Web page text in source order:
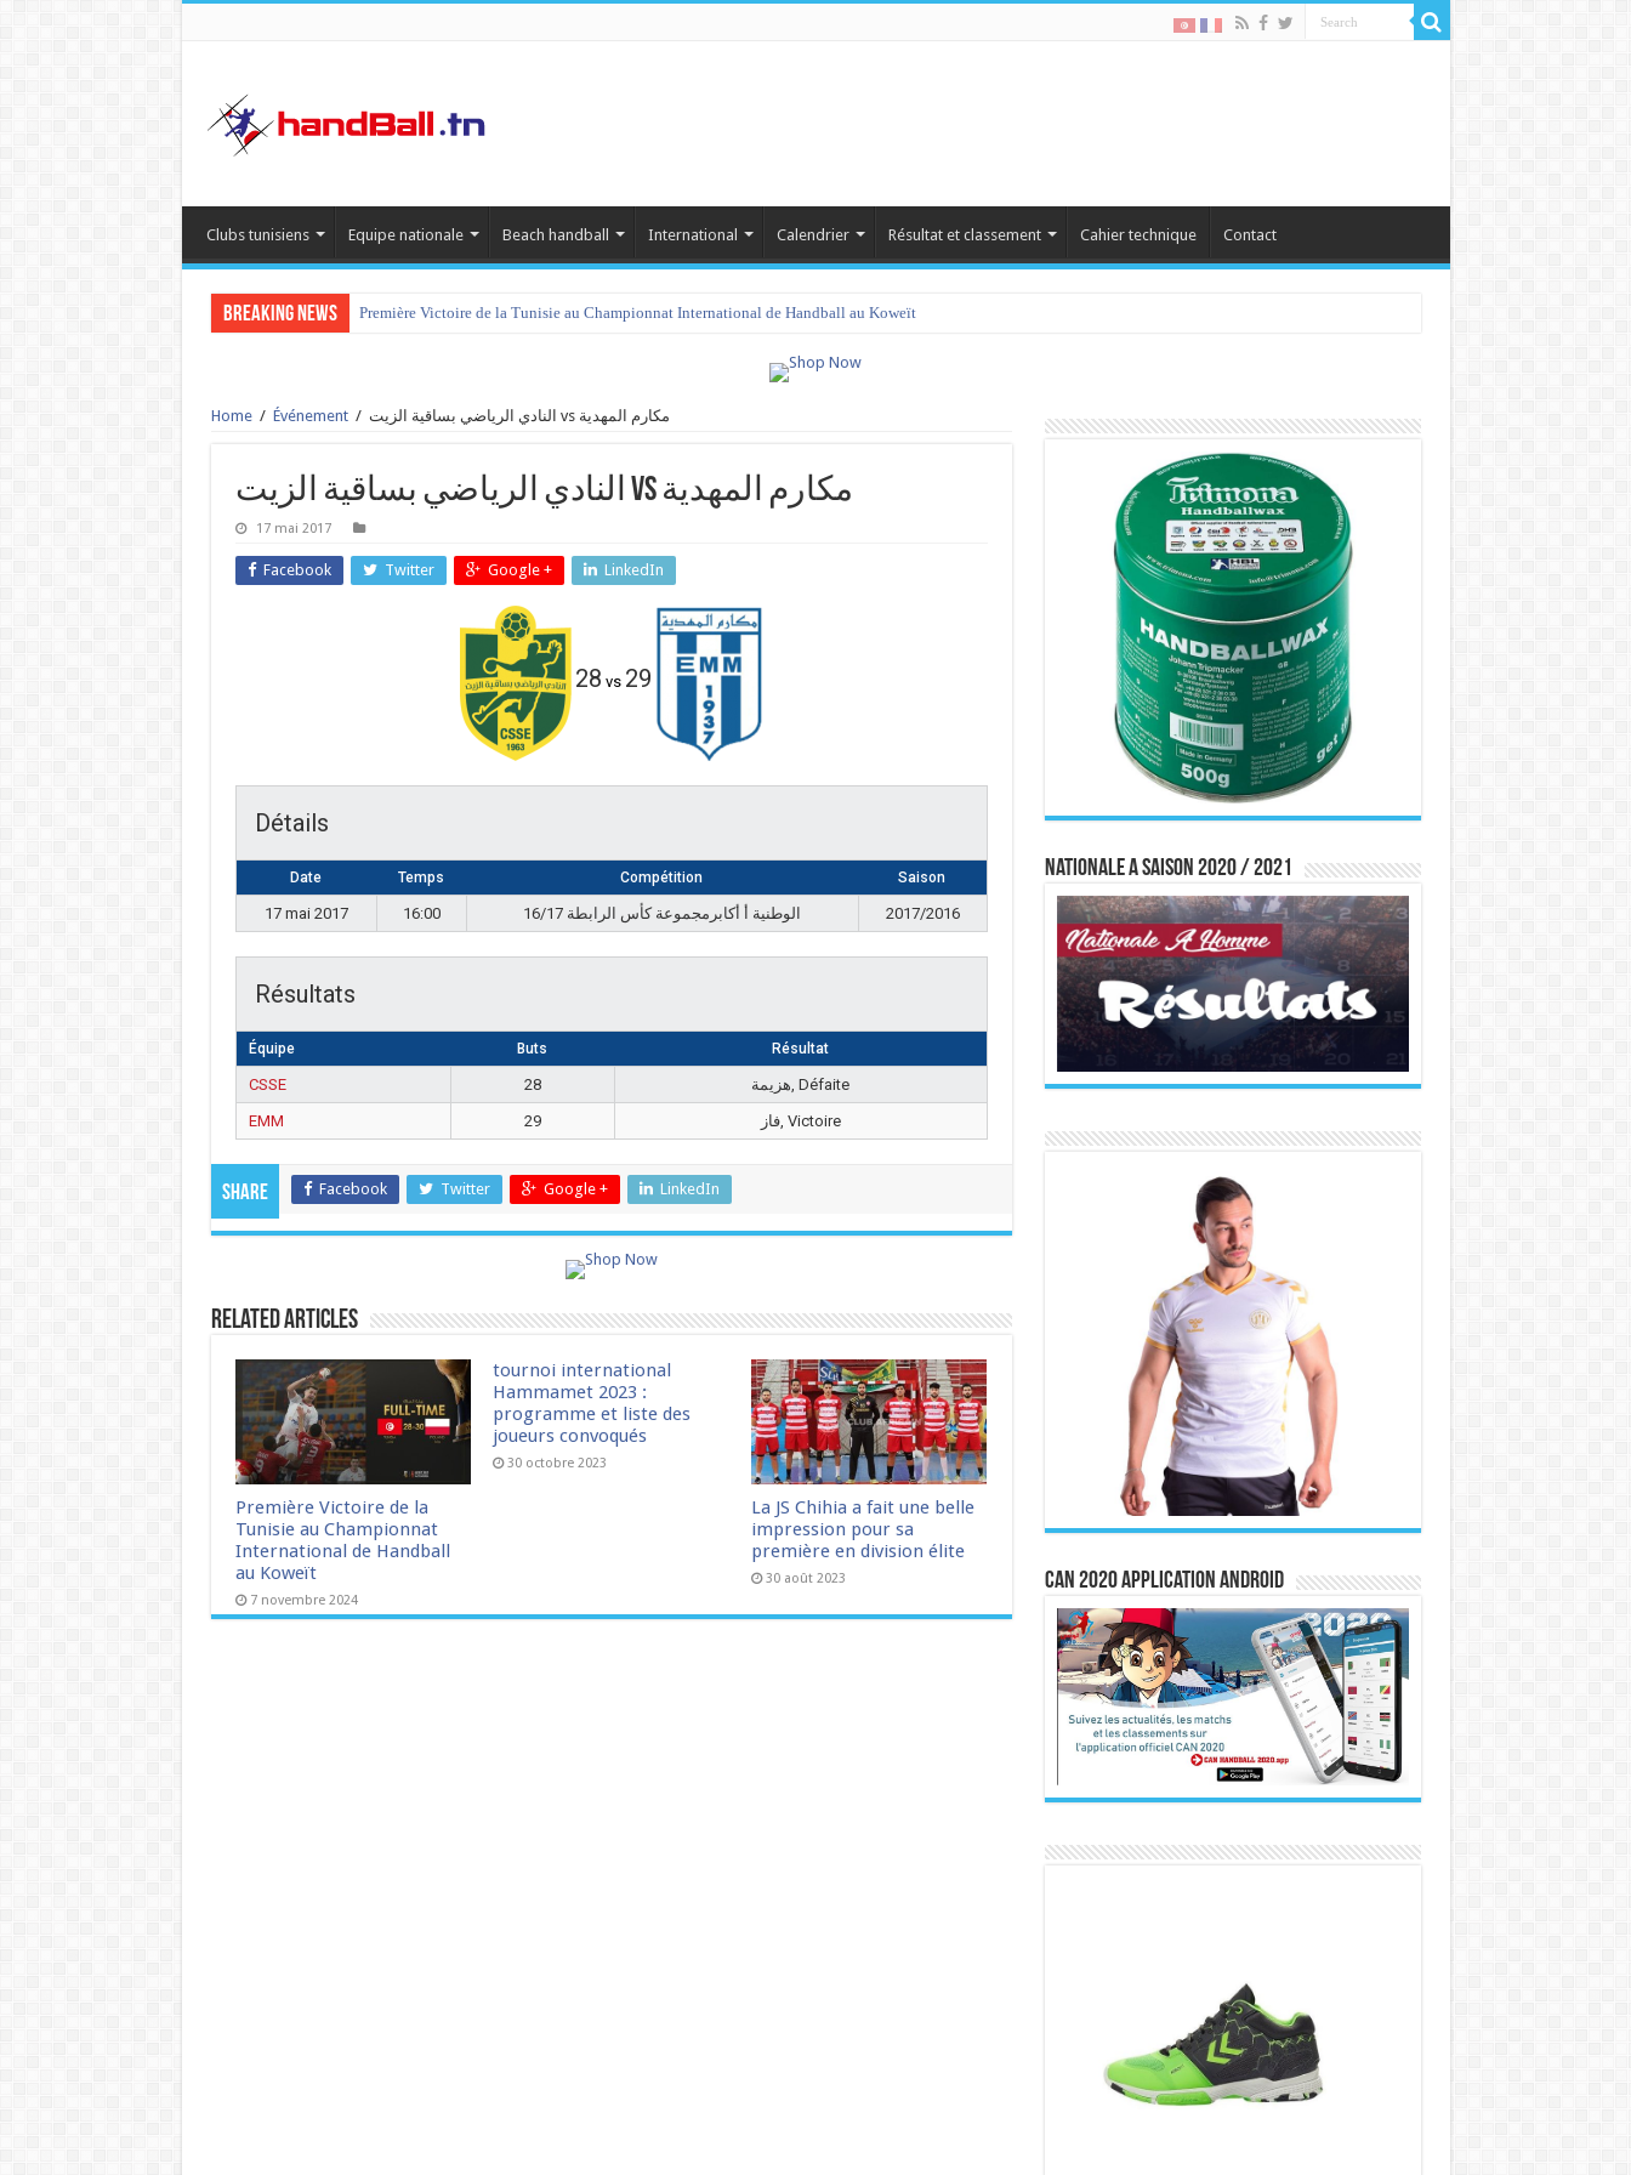
Clubs tunisiens Equipe nationale Beach handball International Calendrier Résultat et classement Cahier technique Contact
Breaking News Première Victoire de la Tunisie au Championnat International de Handball au Koweït
Home / Événement / النادي الرياضي بساقية الزيت vs مكارم المهدية
النادي الرياضي بساقية الزيت vs مكارم المهدية
17 mai 2017
Facebook Twitter Google + LinkedIn
28 vs 29
Détails
Date Temps Compétition Saison
17 mai 2017 16:00 الوطنية أ أكابرمجموعة كأس الرابطة 16/17 2017/2016
Résultats
Équipe Buts Résultat
CSSE 28
هزيمة, Défaite
EMM
29 فاز, Victoire
Share Facebook Twitter Google + LinkedIn
Related Articles
Première Victoire de la
Tunisie au Championnat
International de Handball
au Koweït
7 novembre 2024
tournoi international
Hammamet 2023 :
programme et liste des
joueurs convoqués
30 octobre 2023
La JS Chihia a fait une belle
impression pour sa
première en division élite
30 août 2023
Nationale A saison 2020 / 2021
CAN 2020 Application Android